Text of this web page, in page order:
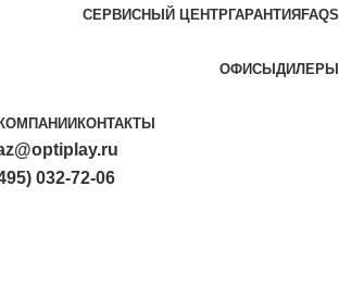
СЕРВИСНЫЙ ЦЕНТРГАРАНТИЯ FAQS
ОФИСЫ ДИЛЕРЫ
КОНТАКТЫ
032-72-06